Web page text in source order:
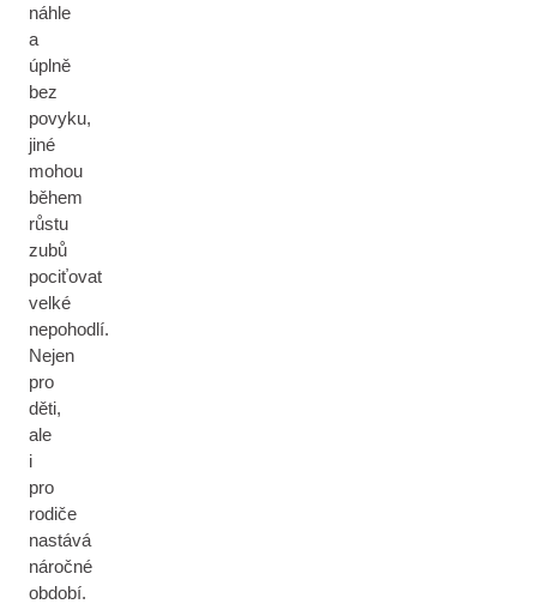
náhle
a
úplně
bez
povyku,
jiné
mohou
během
růstu
zubů
pociťovat
velké
nepohodlí.
Nejen
pro
děti,
ale
i
pro
rodiče
nastává
náročné
období.